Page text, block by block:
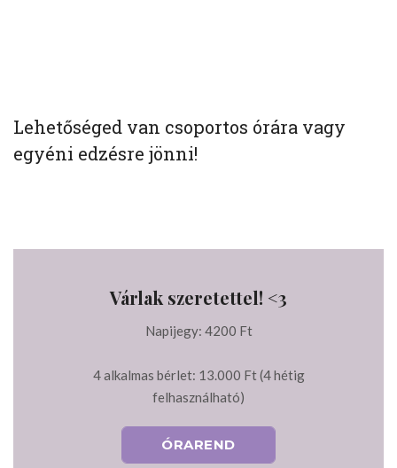
Lehetőséged van csoportos órára vagy
egyéni edzésre jönni!
Várlak szeretettel! <3
Napijegy: 4200 Ft
4 alkalmas bérlet: 13.000 Ft (4 hétig
felhasználható)
ÓRAREND